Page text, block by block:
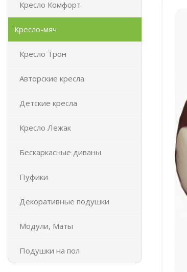
Кресло Комфорт
Кресло-мяч
Кресло Трон
Авторские кресла
Детские кресла
Кресло Лежак
Бескаркасные диваны
Пуфики
Декоративные подушки
Модули, Маты
Подушки на пол